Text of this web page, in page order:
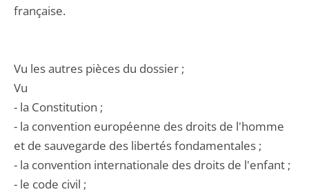
française.
Vu les autres pièces du dossier ;
Vu
- la Constitution ;
- la convention européenne des droits de l'homme
et de sauvegarde des libertés fondamentales ;
- la convention internationale des droits de l'enfant ;
- le code civil ;